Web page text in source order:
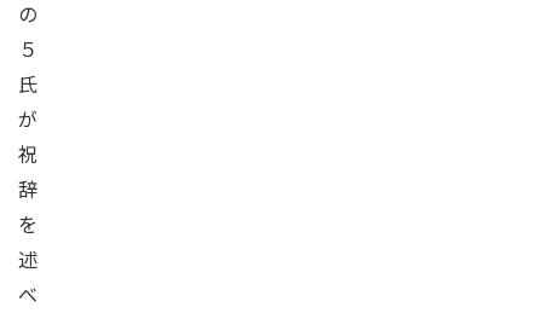
の
５
氏
が
祝
辞
を
述
べ